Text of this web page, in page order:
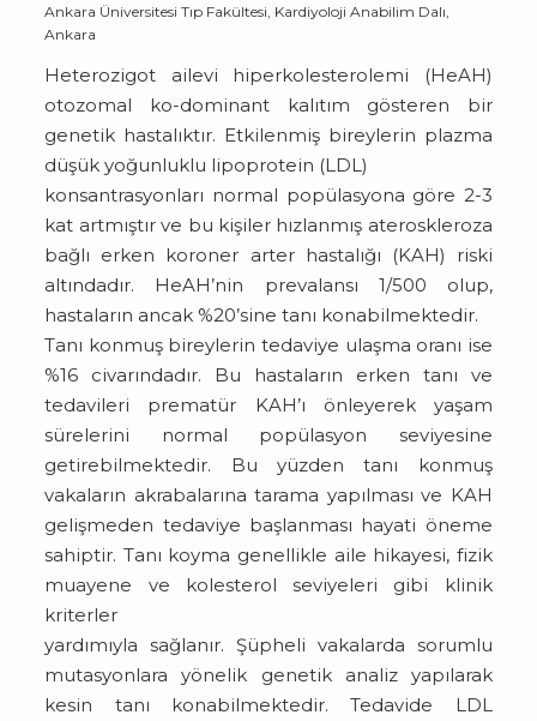
Ankara Üniversitesi Tıp Fakültesi, Kardiyoloji Anabilim Dalı,
Ankara
Heterozigot ailevi hiperkolesterolemi (HeAH)
otozomal ko-dominant kalıtım gösteren bir
genetik hastalıktır. Etkilenmiş bireylerin plazma
düşük yoğunluklu lipoprotein (LDL)
konsantrasyonları normal popülasyona göre 2-3
kat artmıştır ve bu kişiler hızlanmış ateroskleroza
bağlı erken koroner arter hastalığı (KAH) riski
altındadır. HeAH’nin prevalansı 1/500 olup,
hastaların ancak %20’sine tanı konabilmektedir.
Tanı konmuş bireylerin tedaviye ulaşma oranı ise
%16 civarındadır. Bu hastaların erken tanı ve
tedavileri prematür KAH’ı önleyerek yaşam
sürelerini normal popülasyon seviyesine
getirebilmektedir. Bu yüzden tanı konmuş
vakaların akrabalarına tarama yapılması ve KAH
gelişmeden tedaviye başlanması hayati öneme
sahiptir. Tanı koyma genellikle aile hikayesi, fizik
muayene ve kolesterol seviyeleri gibi klinik
kriterler
yardımıyla sağlanır. Şüpheli vakalarda sorumlu
mutasyonlara yönelik genetik analiz yapılarak
kesin tanı konabilmektedir. Tedavide LDL